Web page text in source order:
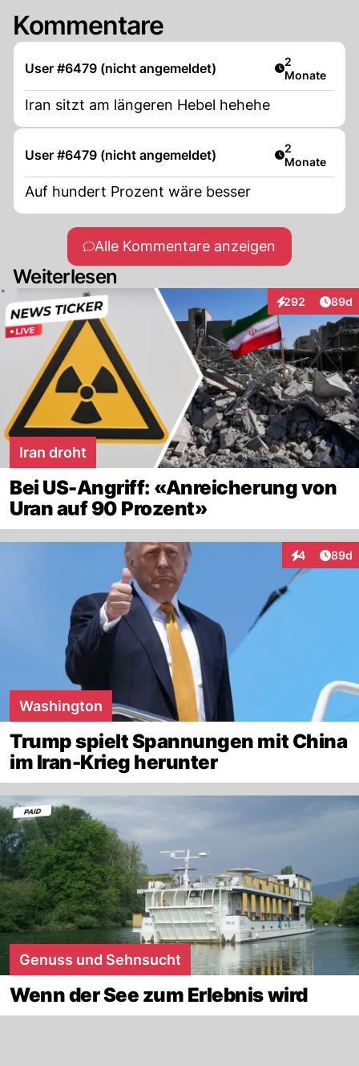
Kommentare
User #6479 (nicht angemeldet) Artikel
2
Monate
Iran sitzt am längeren Hebel hehehe
User #6479 (nicht angemeldet) Artikel
2
Monate
Auf hundert Prozent wäre besser
Alle Kommentare anzeigen
Weiterlesen
292
Interaktionen
89d
Iran droht
Bei US-Angriff: «Anreicherung von
Uran auf 90 Prozent»
4
Interaktionen
89d
Washington
Trump spielt Spannungen mit China
im Iran-Krieg herunter
Genuss und Sehnsucht
Wenn der See zum Erlebnis wird